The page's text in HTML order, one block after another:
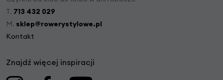
T. 713 432 029
M. sklep@rowerystylowe.pl
Kontakt
Znajdź więcej inspiracji